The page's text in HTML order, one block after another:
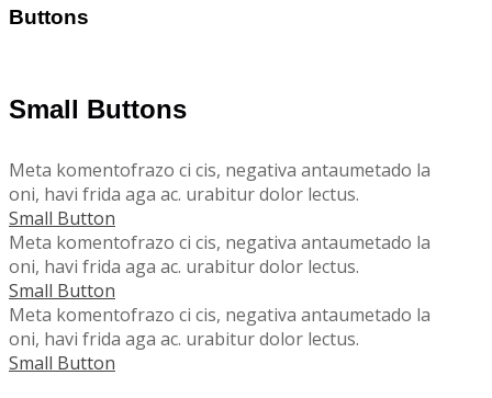
Buttons
Small Buttons
Meta komentofrazo ci cis, negativa antaumetado la
oni, havi frida aga ac. urabitur dolor lectus.
Small Button
Meta komentofrazo ci cis, negativa antaumetado la
oni, havi frida aga ac. urabitur dolor lectus.
Small Button
Meta komentofrazo ci cis, negativa antaumetado la
oni, havi frida aga ac. urabitur dolor lectus.
Small Button